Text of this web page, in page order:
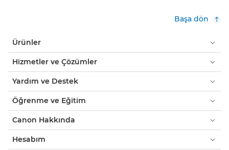
Başa dön
Ürünler
Hizmetler ve Çözümler
Yardım ve Destek
Öğrenme ve Eğitim
Canon Hakkında
Hesabım